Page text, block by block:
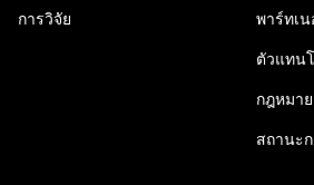
การวิจัย พาร์ทเน
ตัวแทน
กฎหมาย
สถานะ